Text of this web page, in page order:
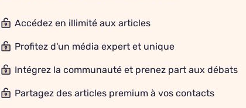
Accédez en illimité aux articles
Profitez d'un média expert et unique
Intégrez la communauté et prenez part aux débats
Partagez des articles premium à vos contacts